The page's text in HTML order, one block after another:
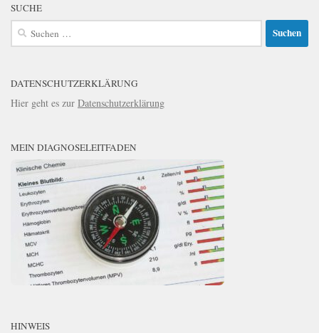
SUCHE
Suchen
DATENSCHUTZERKLÄRUNG
Hier geht es zur Datenschutzerklärung
MEIN DIAGNOSELEITFADEN
HINWEIS